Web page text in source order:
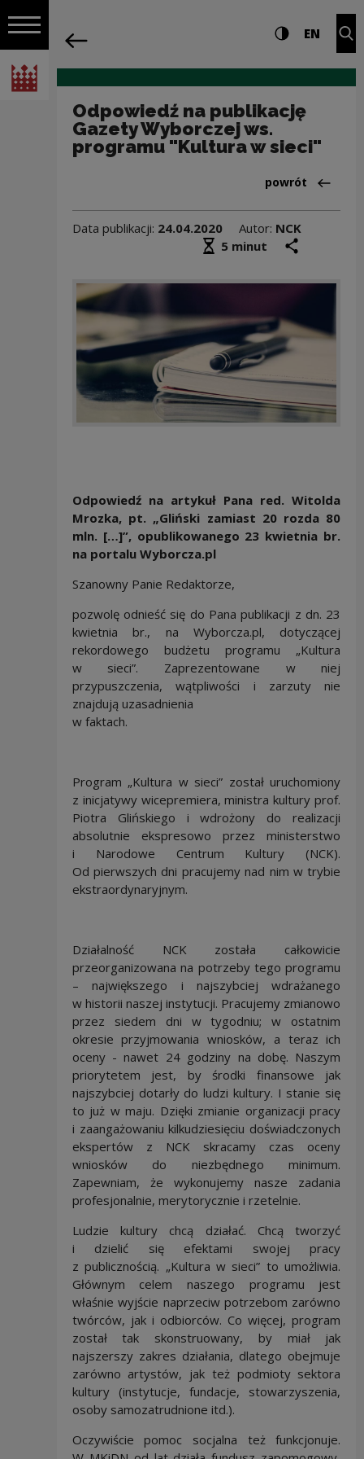
Włącz nawigację
Narodowe Centrum Kultury
Nawigacja Ustawienia i Wysoki
EN
Odpowiedź na publikację
Gazety Wyborczej ws.
programu "Kultura w sieci"
Powrót
powrót
Data publikacji: 24.04.2020 Autor: NCK
Średni czas czytania
5 minut
Odpowiedź na artykuł Pana red. Witolda
Mrozka, pt. „Gliński zamiast 20 rozda 80
mln. […]”, opublikowanego 23 kwietnia br.
na portalu Wyborcza.pl
Szanowny Panie Redaktorze,
pozwolę odnieść się do Pana publikacji z dn. 23
kwietnia br., na Wyborcza.pl, dotyczącej
rekordowego budżetu programu „Kultura
w sieci”. Zaprezentowane w niej
przypuszczenia, wątpliwości i zarzuty nie
znajdują uzasadnienia
w faktach.
Program „Kultura w sieci” został uruchomiony
z inicjatywy wicepremiera, ministra kultury prof.
Piotra Glińskiego i wdrożony do realizacji
absolutnie ekspresowo przez ministerstwo
i Narodowe Centrum Kultury (NCK).
Od pierwszych dni pracujemy nad nim w trybie
ekstraordynaryjnym.
Działalność NCK została całkowicie
przeorganizowana na potrzeby tego programu
– największego i najszybciej wdrażanego
w historii naszej instytucji. Pracujemy zmianowo
przez siedem dni w tygodniu; w ostatnim
okresie przyjmowania wniosków, a teraz ich
oceny - nawet 24 godziny na dobę. Naszym
priorytetem jest, by środki finansowe jak
najszybciej dotarły do ludzi kultury. I stanie się
to już w maju. Dzięki zmianie organizacji pracy
i zaangażowaniu kilkudziesięciu doświadczonych
ekspertów z NCK skracamy czas oceny
wniosków do niezbędnego minimum.
Zapewniam, że wykonujemy nasze zadania
profesjonalnie, merytorycznie i rzetelnie.
Ludzie kultury chcą działać. Chcą tworzyć
i dzielić się efektami swojej pracy
z publicznością. „Kultura w sieci” to umożliwia.
Głównym celem naszego programu jest
właśnie wyjście naprzeciw potrzebom zarówno
twórców, jak i odbiorców. Co więcej, program
został tak skonstruowany, by miał jak
najszerszy zakres działania, dlatego obejmuje
zarówno artystów, jak też podmioty sektora
kultury (instytucje, fundacje, stowarzyszenia,
osoby samozatrudnione itd.).
Oczywiście pomoc socjalna też funkcjonuje.